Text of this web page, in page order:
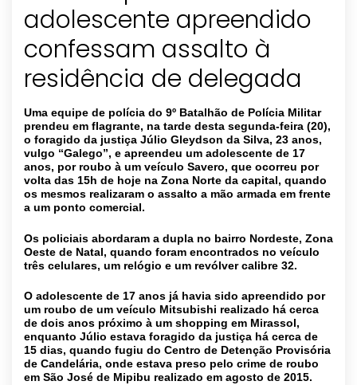
adolescente apreendido
confessam assalto à
Uma equipe de polícia do 9º Batalhão de Polícia Militar
prendeu em flagrante, na tarde desta segunda-feira (20),
o foragido da justiça Júlio Gleydson da Silva, 23 anos,
vulgo “Galego”, e apreendeu um adolescente de 17
anos, por roubo à um veículo Savero, que ocorreu por
volta das 15h de hoje na Zona Norte da capital, quando
os mesmos realizaram o assalto a mão armada em frente
a um ponto comercial.
Os policiais abordaram a dupla no bairro Nordeste, Zona
Oeste de Natal, quando foram encontrados no veículo
três celulares, um relógio e um revólver calibre 32.
O adolescente de 17 anos já havia sido apreendido por
um roubo de um veículo Mitsubishi realizado há cerca
de dois anos próximo à um shopping em Mirassol,
enquanto Júlio estava foragido da justiça há cerca de
15 dias, quando fugiu do Centro de Detenção Provisória
de Candelária, onde estava preso pelo crime de roubo
em São José de Mipibu realizado em agosto de 2015.